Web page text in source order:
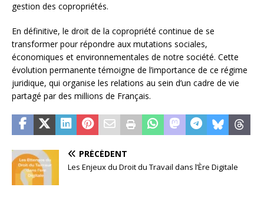
gestion des copropriétés.
En définitive, le droit de la copropriété continue de se
transformer pour répondre aux mutations sociales,
économiques et environnementales de notre société. Cette
évolution permanente témoigne de l’importance de ce régime
juridique, qui organise les relations au sein d’un cadre de vie
partagé par des millions de Français.
PRÉCÉDENT
Les Enjeux du Droit du Travail dans l’Ère Digitale